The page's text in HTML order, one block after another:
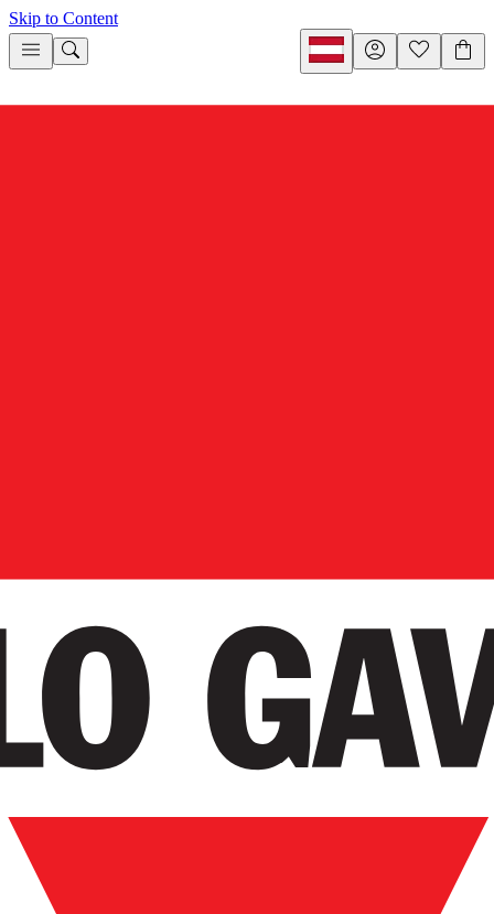
Skip to Content